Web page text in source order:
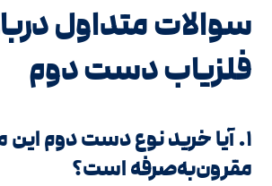
سوالات متداول
فلزیاب دست دوم
۱. آیا خرید نوع دست دوم
مقرون‌به‌صرفه است؟